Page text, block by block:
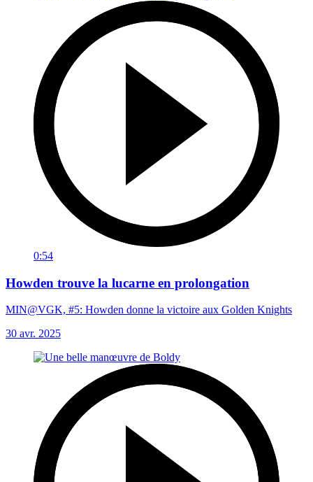
0:54
Howden trouve la lucarne en prolongation
MIN@VGK, #5: Howden donne la victoire aux Golden Knights
30 avr. 2025